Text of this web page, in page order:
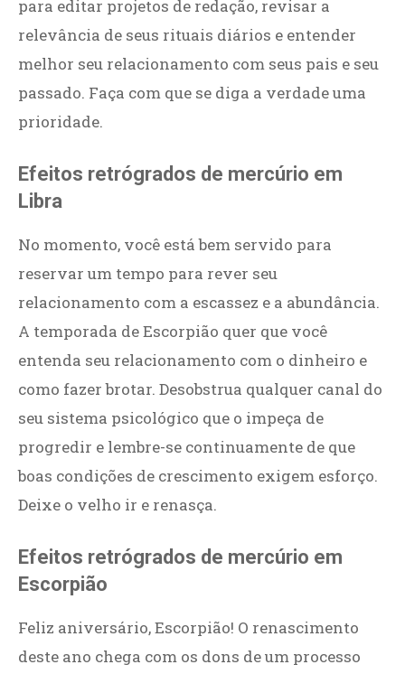
para editar projetos de redação, revisar a
relevância de seus rituais diários e entender
melhor seu relacionamento com seus pais e seu
passado. Faça com que se diga a verdade uma
prioridade.
Efeitos retrógrados de mercúrio em
Libra
No momento, você está bem servido para
reservar um tempo para rever seu
relacionamento com a escassez e a abundância.
A temporada de Escorpião quer que você
entenda seu relacionamento com o dinheiro e
como fazer brotar. Desobstrua qualquer canal do
seu sistema psicológico que o impeça de
progredir e lembre-se continuamente de que
boas condições de crescimento exigem esforço.
Deixe o velho ir e renasça.
Efeitos retrógrados de mercúrio em
Escorpião
Feliz aniversário, Escorpião! O renascimento
deste ano chega com os dons de um processo